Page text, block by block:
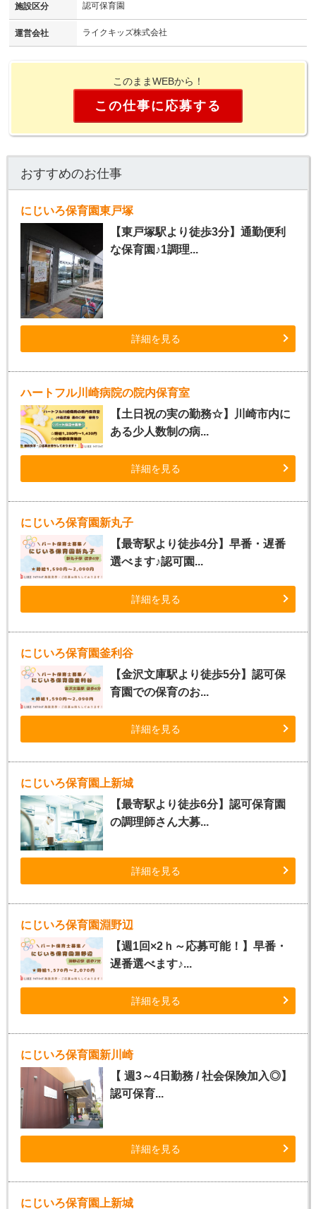
施設区分 認可保育園
運営会社 ライクキッズ株式会社
このままWEBから！
この仕事に応募する
おすすめのお仕事
にじいろ保育園東戸塚
【東戸塚駅より徒歩3分】通勤便利
な保育園♪1調理...
詳細を見る
ハートフル川崎病院の院内保育室
【土日祝の実の勤務☆】川崎市内に
ある少人数制の病...
詳細を見る
にじいろ保育園新丸子
【最寄駅より徒歩4分】早番・遅番
選べます♪認可園...
詳細を見る
にじいろ保育園釜利谷
【金沢文庫駅より徒歩5分】認可保
育園での保育のお...
詳細を見る
にじいろ保育園上新城
【最寄駅より徒歩6分】認可保育園
の調理師さん大募...
詳細を見る
にじいろ保育園淵野辺
【週1回×2ｈ～応募可能！】早番・
遅番選べます♪...
詳細を見る
にじいろ保育園新川崎
【 週3～4日勤務 / 社会保険加入◎】
認可保育...
詳細を見る
にじいろ保育園上新城